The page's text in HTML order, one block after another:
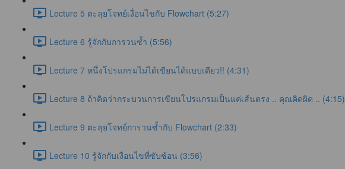
Lecture 5 ตะลุยโจทย์เงื่อนไขกับ Flowchart (5:27)
Lecture 6 รู้จักกับการวนซ้ำ (5:56)
Lecture 7 หนึ่งโปรแกรมไม่ได้เขียนได้แบบเดียว!! (4:31)
Lecture 8 ถ้าคิดว่ากระบวนการเขียนโปรแกรมเป็นแค่เส้นตรง .. คุณคิดผิด .. (4:15)
Lecture 9 ตะลุยโจทย์การวนซ้ำกับ Flowchart (2:33)
Lecture 10 รู้จักกับเงื่อนไขที่ซับซ้อน (3:56)